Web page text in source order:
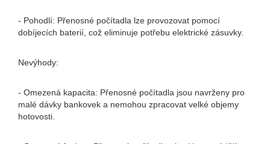
- Pohodlí: Přenosné počítadla lze provozovat pomocí
dobíjecích baterií, což eliminuje potřebu elektrické zásuvky.
Nevýhody:
- Omezená kapacita: Přenosné počítadla jsou navrženy pro
malé dávky bankovek a nemohou zpracovat velké objemy
hotovosti.